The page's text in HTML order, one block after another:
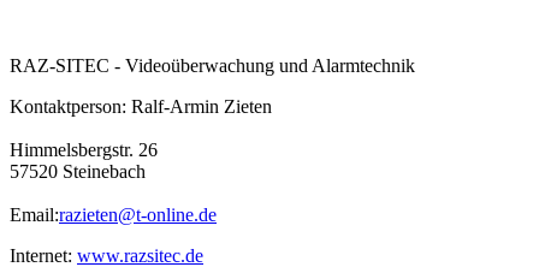
RAZ-SITEC - Videoüberwachung und Alarmtechnik
Kontaktperson: Ralf-Armin Zieten
Himmelsbergstr. 26
57520 Steinebach
Email:razieten@t-online.de
Internet: www.razsitec.de